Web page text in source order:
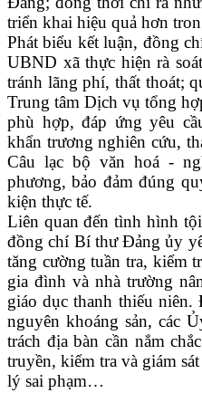
triển khai hiệu quả hơn
Phát biểu kết luận, đồng
UBND xã thực hiện rà
tránh lãng phí, thất thoát;
Trung tâm Dịch vụ tổng
phù hợp, đáp ứng yêu
khẩn trương nghiên cứu,
Câu lạc bộ văn hoá -
phương, bảo đảm đúng
kiện thực tế.
Liên quan đến tình hình
đồng chí Bí thư Đảng ủy
tăng cường tuần tra, kiểm
gia đình và nhà trường
giáo dục thanh thiếu
nguyên khoáng sản, các
trách địa bàn cần nắm
truyền, kiểm tra và giám
lý sai phạm…